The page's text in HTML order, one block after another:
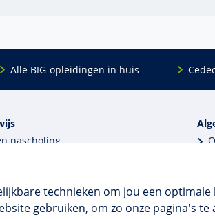
technieken om jou een
gebruiken, om zo onze pagina's
Alle BIG-opleidingen in huis
nascholing
aanvragen